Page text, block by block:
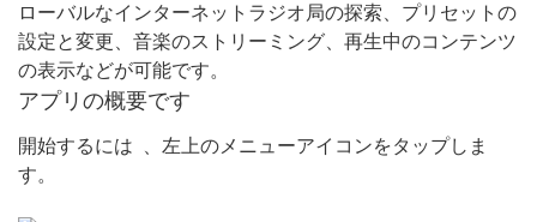
ローバルなインターネットラジオ局の探索、プリセットの
設定と変更、音楽のストリーミング、再生中のコンテンツ
の表示などが可能です。
アプリの概要です
開始するには
、左上のメニューアイコンをタップしま
す。